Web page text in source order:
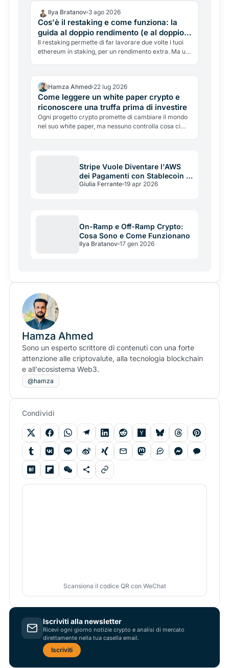
Ilya Bratanov 3 ago 2026
Cos'è il restaking e come funziona: la
guida al doppio rendimento (e al doppio
rischio) di Ethereum
Il restaking permette di far lavorare due volte i tuoi
ethereum in staking, per un rendimento extra. Ma un
Hamza Ahmed 22 lug 2026
Come leggere un white paper crypto e
riconoscere una truffa prima di investire
Ogni progetto crypto promette di cambiare il mondo
nel suo white paper, ma nessuno controlla cosa ci
Stripe Vuole Diventare l'AWS
dei Pagamenti con Stablecoin e
Blockchain
Giulia Ferrante 19 apr 2026
On-Ramp e Off-Ramp Crypto:
Cosa Sono e Come Funzionano
Ilya Bratanov 17 gen 2026
Hamza Ahmed
Sono un esperto scrittore di contenuti con una forte
attenzione alle criptovalute, alla tecnologia blockchain
e all'ecosistema Web3.
@hamza
Condividi
Scansiona il codice QR con WeChat
Iscriviti alla newsletter
Ricevi ogni giorno notizie crypto e analisi di mercato
direttamente nella tua casella email.
Iscriviti